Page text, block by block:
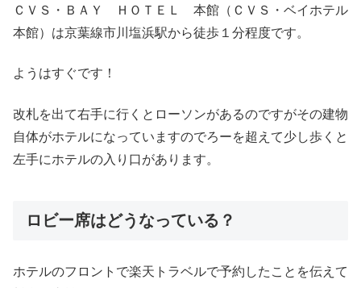
ＣＶＳ・ＢＡＹ ＨＯＴＥＬ 本館（ＣＶＳ・ベイホテル
本館）は京葉線市川塩浜駅から徒歩１分程度です。
ようはすぐです！
改札を出て右手に行くとローソンがあるのですがその建物
自体がホテルになっていますのでろーを超えて少し歩くと
左手にホテルの入り口があります。
ロビー席はどうなっている？
ホテルのフロントで楽天トラベルで予約したことを伝えて